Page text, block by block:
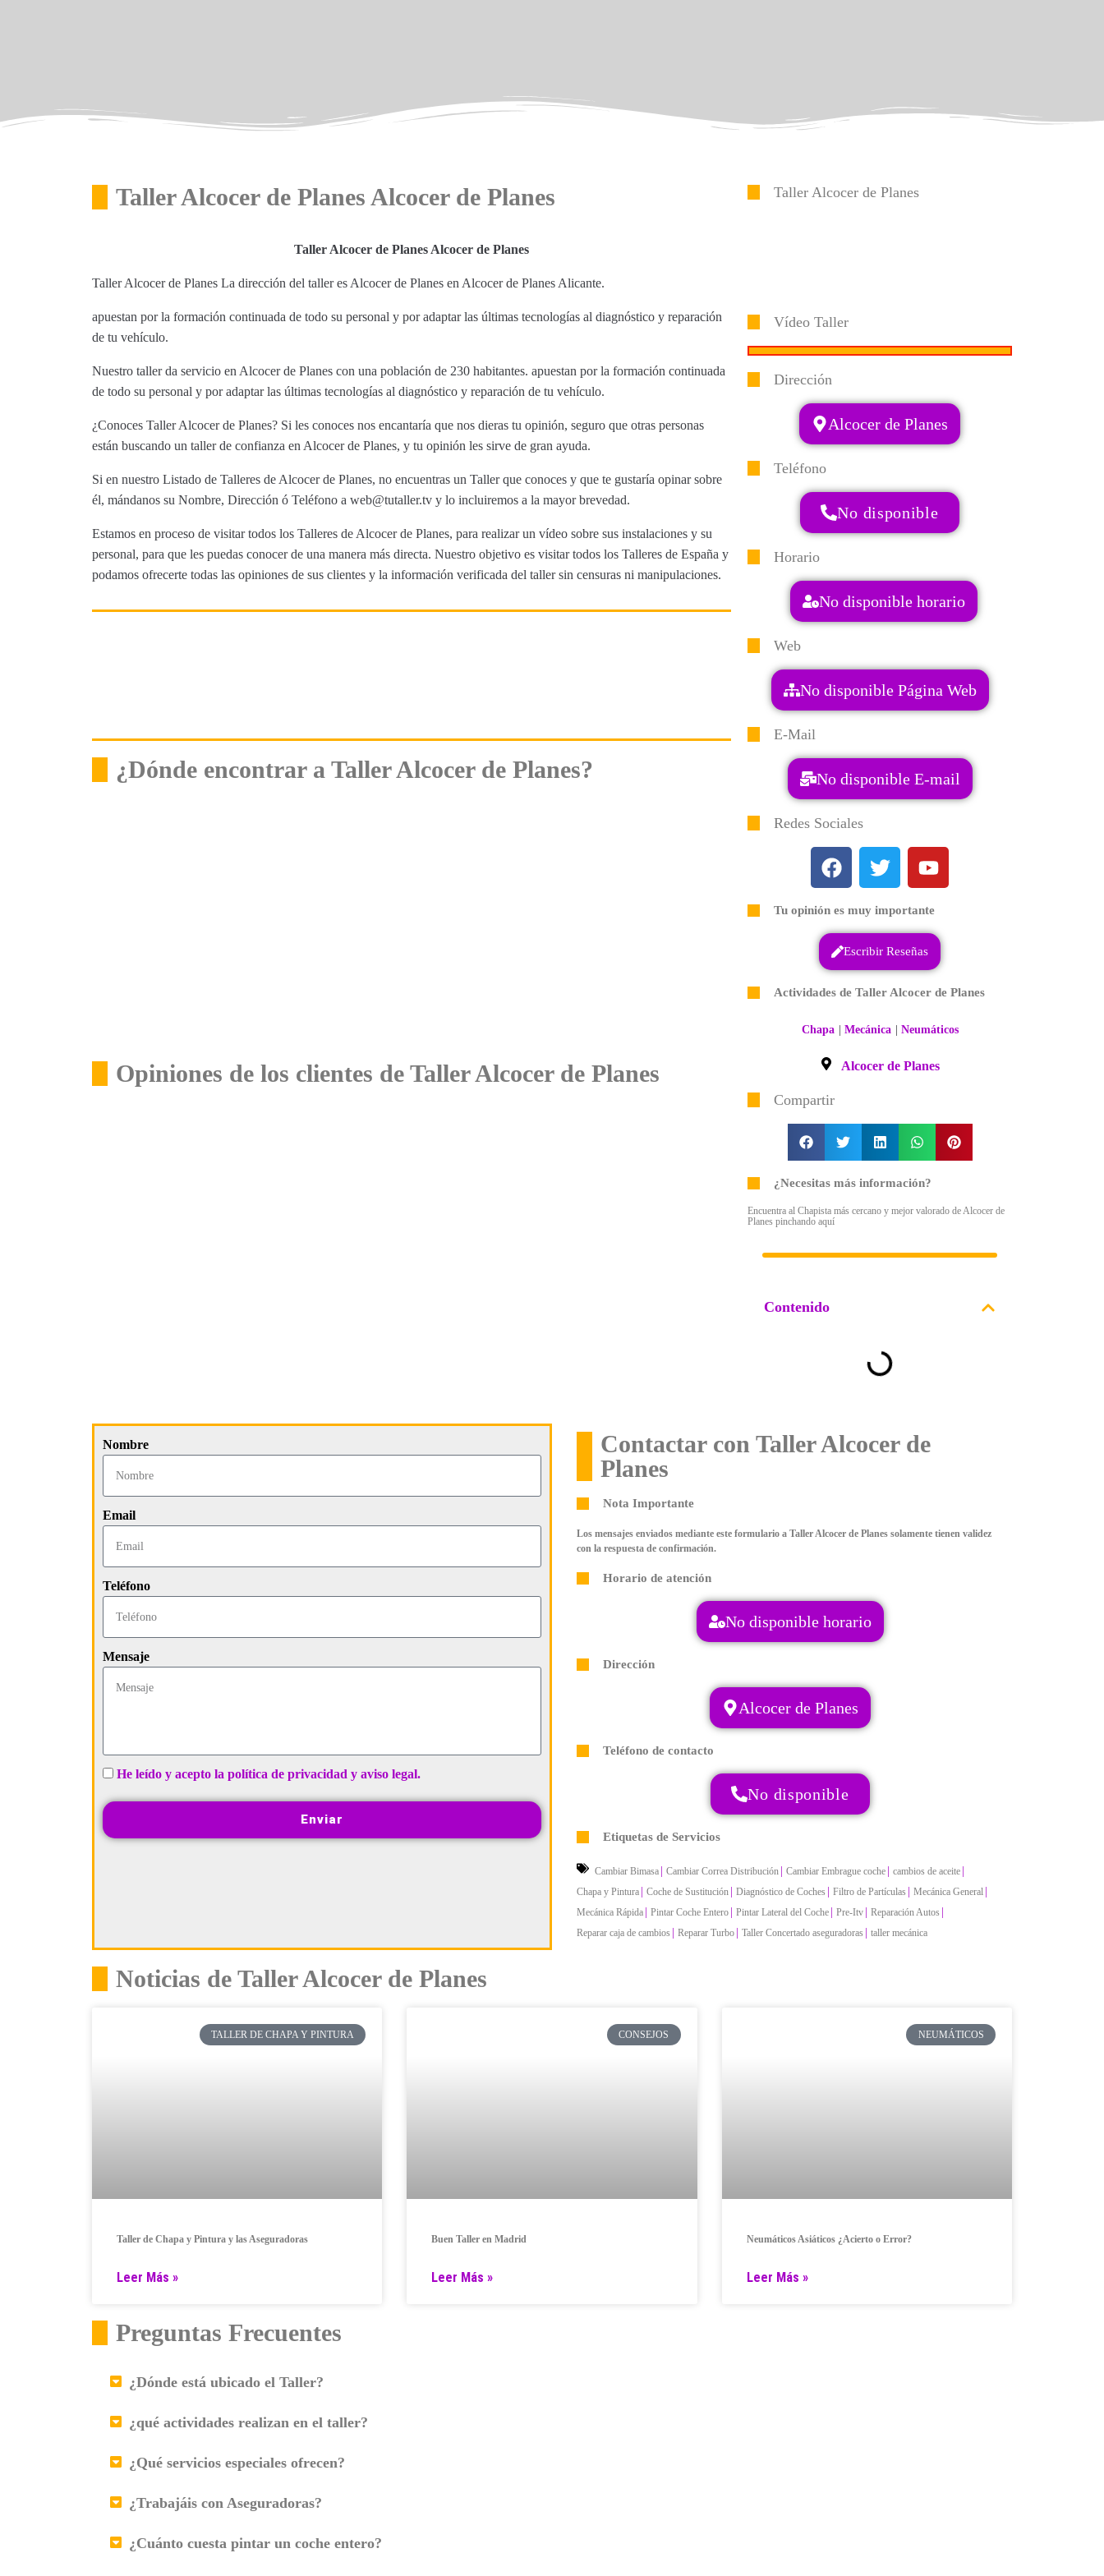
Taller Alcocer de Planes Alcocer de Planes
Taller Alcocer de Planes Alcocer de Planes
Taller Alcocer de Planes La dirección del taller es Alcocer de Planes en Alcocer de Planes Alicante.
apuestan por la formación continuada de todo su personal y por adaptar las últimas tecnologías al diagnóstico y reparación
de tu vehículo.
Nuestro taller da servicio en Alcocer de Planes con una población de 230 habitantes. apuestan por la formación continuada
de todo su personal y por adaptar las últimas tecnologías al diagnóstico y reparación de tu vehículo.
¿Conoces Taller Alcocer de Planes? Si les conoces nos encantaría que nos dieras tu opinión, seguro que otras personas
están buscando un taller de confianza en Alcocer de Planes, y tu opinión les sirve de gran ayuda.
Si en nuestro Listado de Talleres de Alcocer de Planes, no encuentras un Taller que conoces y que te gustaría opinar sobre
él, mándanos su Nombre, Dirección ó Teléfono a web@tutaller.tv y lo incluiremos a la mayor brevedad.
Estamos en proceso de visitar todos los Talleres de Alcocer de Planes, para realizar un vídeo sobre sus instalaciones y su
personal, para que les puedas conocer de una manera más directa. Nuestro objetivo es visitar todos los Talleres de España y
podamos ofrecerte todas las opiniones de sus clientes y la información verificada del taller sin censuras ni manipulaciones.
¿Dónde encontrar a Taller Alcocer de Planes?
Opiniones de los clientes de Taller Alcocer de Planes
Taller Alcocer de Planes
Vídeo Taller
Dirección
Alcocer de Planes
Teléfono
No disponible
Horario
No disponible horario
Web
No disponible Página Web
E-Mail
No disponible E-mail
Redes Sociales
Tu opinión es muy importante
Escribir Reseñas
Actividades de Taller Alcocer de Planes
Chapa | Mecánica | Neumáticos
Alcocer de Planes
Compartir
¿Necesitas más información?
Encuentra al Chapista más cercano y mejor valorado de Alcocer de
Planes pinchando aquí
Contenido
Nombre
Email
Teléfono
Mensaje
He leído y acepto la política de privacidad y aviso legal.
Enviar
Contactar con Taller Alcocer de
Planes
Nota Importante
Los mensajes enviados mediante este formulario a Taller Alcocer de Planes solamente tienen validez
con la respuesta de confirmación.
Horario de atención
No disponible horario
Dirección
Alcocer de Planes
Teléfono de contacto
No disponible
Etiquetas de Servicios
Cambiar Bimasa Cambiar Correa Distribución Cambiar Embrague coche cambios de aceite
Chapa y Pintura Coche de Sustitución Diagnóstico de Coches Filtro de Partículas Mecánica General
Mecánica Rápida Pintar Coche Entero Pintar Lateral del Coche Pre-Itv Reparación Autos
Reparar caja de cambios Reparar Turbo Taller Concertado aseguradoras taller mecánica
Noticias de Taller Alcocer de Planes
TALLER DE CHAPA Y PINTURA
Taller de Chapa y Pintura y las Aseguradoras
Leer Más »
CONSEJOS
Buen Taller en Madrid
Leer Más »
NEUMÁTICOS
Neumáticos Asiáticos ¿Acierto o Error?
Leer Más »
Preguntas Frecuentes
¿Dónde está ubicado el Taller?
¿qué actividades realizan en el taller?
¿Qué servicios especiales ofrecen?
¿Trabajáis con Aseguradoras?
¿Cuánto cuesta pintar un coche entero?